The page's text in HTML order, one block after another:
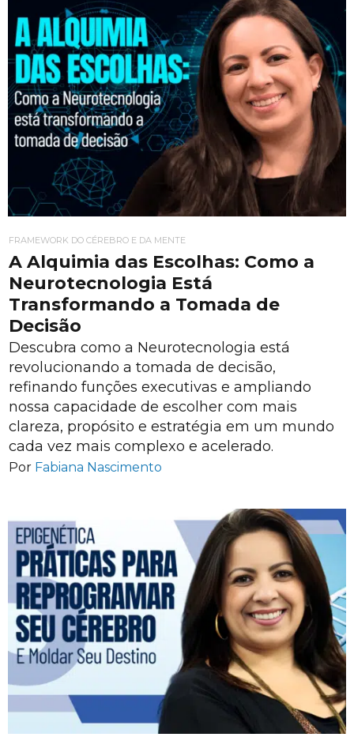
FRAMEWORK DO CÉREBRO E DA MENTE
A Alquimia das Escolhas: Como a
Neurotecnologia Está
Transformando a Tomada de
Decisão
Descubra como a Neurotecnologia está
revolucionando a tomada de decisão,
refinando funções executivas e ampliando
nossa capacidade de escolher com mais
clareza, propósito e estratégia em um mundo
cada vez mais complexo e acelerado.
Por Fabiana Nascimento